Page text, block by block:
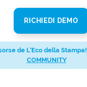
RICHIEDI DEMO
de L’Eco della Stampa!
COMMUNITY